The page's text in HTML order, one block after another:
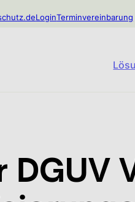
LoginTerminvereinbarung
DGUV